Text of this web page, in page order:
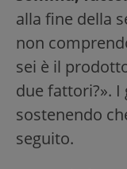
alla fine della
non
sei è il
due fattori?».
sostenendo
seguito.